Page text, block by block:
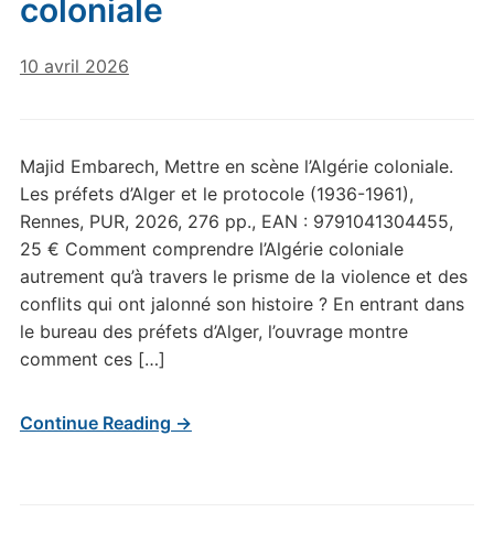
coloniale
10 avril 2026
Majid Embarech, Mettre en scène l’Algérie coloniale.
Les préfets d’Alger et le protocole (1936-1961),
Rennes, PUR, 2026, 276 pp., EAN : 9791041304455,
25 € Comment comprendre l’Algérie coloniale
autrement qu’à travers le prisme de la violence et des
conflits qui ont jalonné son histoire ? En entrant dans
le bureau des préfets d’Alger, l’ouvrage montre
comment ces […]
Continue Reading →